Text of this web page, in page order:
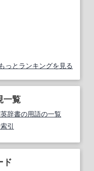
もっとランキングを見る
一覧
辞書の用語の一覧
引
ド